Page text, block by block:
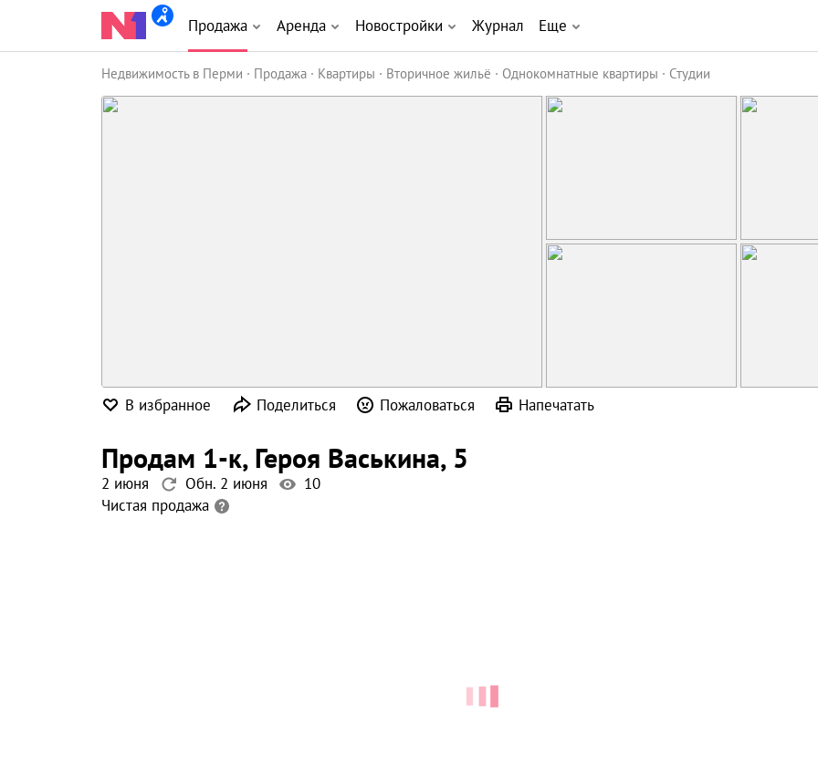
Продажа Аренда Новостройки Журнал Еще
Недвижимость в Перми Продажа Квартиры Вторичное жильё Однокомнатные квартиры Студии
В избранное Поделиться Пожаловаться Напечатать
продам 1-к, Героя Васькина, 5
2 июня Обн. 2 июня
10
Чистая продажа